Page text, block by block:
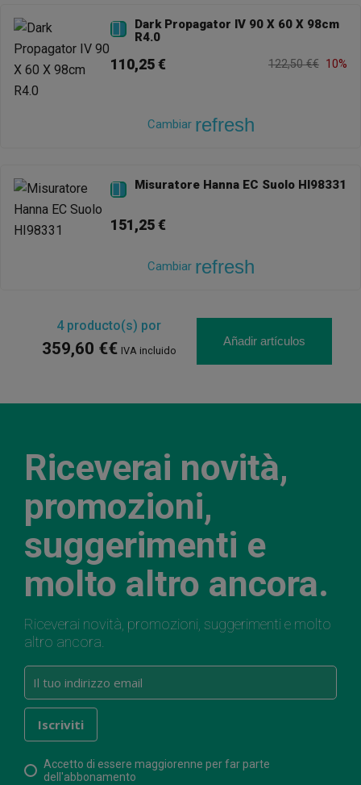

Dark Propagator IV 90 X 60 X 98cm
R4.0
110,25 € 122,50 €€ 10%
Cambiar refresh
 Misuratore Hanna EC Suolo HI98331
151,25 €
Cambiar refresh
4producto(s) por
359,60 €€ IVA incluido
Añadir artículos
Riceverai novità,
promozioni,
suggerimenti e
molto altro ancora.
Riceverai novità, promozioni, suggerimenti e molto
altro ancora.
Accetto di essere maggiorenne per far parte
dell'abbonamento